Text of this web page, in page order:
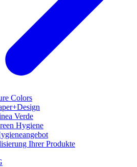
Colors
Verde
Hygiene
Ihrer Produkte